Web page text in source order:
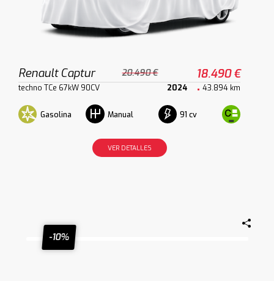
Renault Captur 20.490 € 18.490 €
techno TCe 67kW 90CV 2024 43.894 km
Gasolina Manual 91 cv
VER DETALLES
-10%